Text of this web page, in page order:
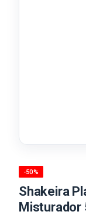
-50%
Shakeira
Misturador